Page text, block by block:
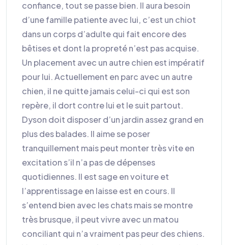
confiance, tout se passe bien. Il aura besoin
d’une famille patiente avec lui, c’est un chiot
dans un corps d’adulte qui fait encore des
bêtises et dont la propreté n’est pas acquise.
Un placement avec un autre chien est impératif
pour lui. Actuellement en parc avec un autre
chien, il ne quitte jamais celui-ci qui est son
repère, il dort contre lui et le suit partout.
Dyson doit disposer d’un jardin assez grand en
plus des balades. Il aime se poser
tranquillement mais peut monter très vite en
excitation s’il n’a pas de dépenses
quotidiennes. Il est sage en voiture et
l’apprentissage en laisse est en cours. Il
s’entend bien avec les chats mais se montre
très brusque, il peut vivre avec un matou
conciliant qui n’a vraiment pas peur des chiens.